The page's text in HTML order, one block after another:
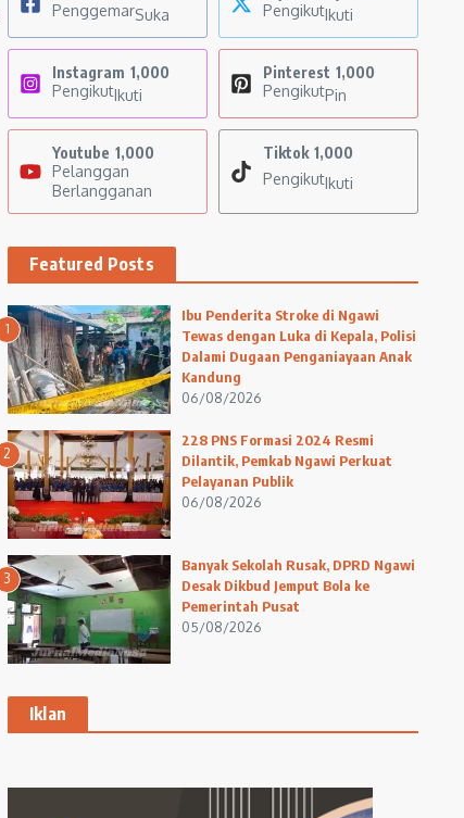
PenggemarSuka
PengikutIkuti
Instagram 1,000
PengikutIkuti
Pinterest 1,000
PengikutPin
Youtube 1,000
Pelanggan
Berlangganan
Tiktok 1,000
PengikutIkuti
Featured Posts
1
Ibu Penderita Stroke di Ngawi
Tewas dengan Luka di Kepala, Polisi
Dalami Dugaan Penganiayaan Anak
Kandung
06/08/2026
2
228 PNS Formasi 2024 Resmi
Dilantik, Pemkab Ngawi Perkuat
Pelayanan Publik
06/08/2026
3
Banyak Sekolah Rusak, DPRD Ngawi
Desak Dikbud Jemput Bola ke
Pemerintah Pusat
05/08/2026
Iklan